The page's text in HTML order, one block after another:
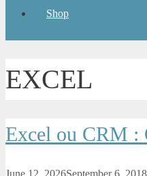
Shop
EXCEL
Excel ou CRM :